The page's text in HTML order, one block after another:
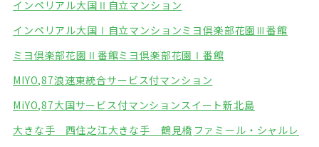
インペリアル大国Ⅱ自立マンション
インペリアル大国Ⅰ自立マンションミヨ倶楽部花園Ⅲ番館
ミヨ倶楽部花園Ⅱ番館ミヨ倶楽部花園Ⅰ番館
MIYO,87浪速東統合サービス付マンション
MiYO,87大国サービス付マンションスイート新北島
大きな手 西住之江大きな手 鶴見橋 ファミール・シャルレ